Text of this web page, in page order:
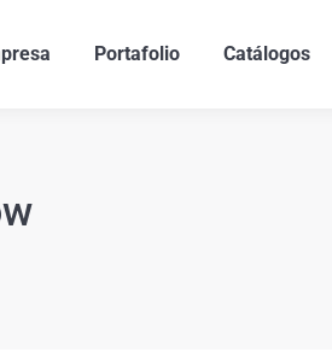
Portafolio Catálogos